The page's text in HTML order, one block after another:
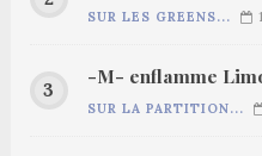
SUR LES GREENS...
-M- enflamme
SUR LA PARTITION...